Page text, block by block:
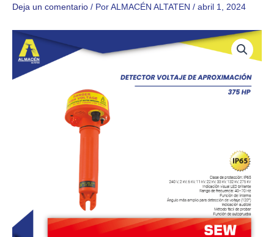
Deja un comentario / PorALMACÉN ALTATEN / abril 1, 2024